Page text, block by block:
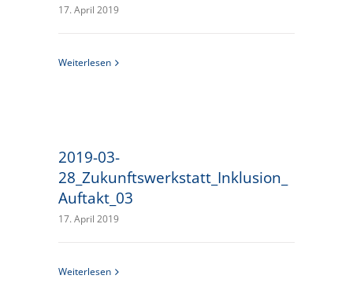
17. April 2019
Weiterlesen
2019-03-
28_Zukunftswerkstatt_Inklusion_
Auftakt_03
17. April 2019
Weiterlesen